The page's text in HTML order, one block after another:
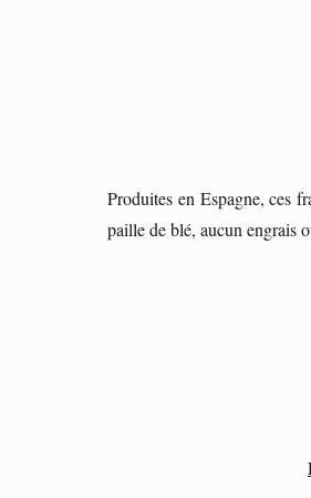
Produites en Espagne, ces
paille de blé, aucun engrais